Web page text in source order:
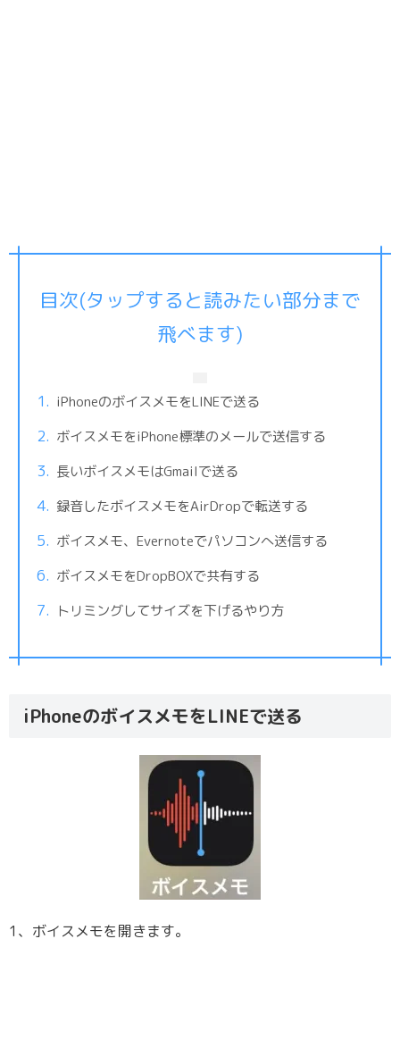
目次(タップすると読みたい部分まで
飛べます)
iPhoneのボイスメモをLINEで送る
ボイスメモをiPhone標準のメールで送信する
長いボイスメモはGmailで送る
録音したボイスメモをAirDropで転送する
ボイスメモ、Evernoteでパソコンへ送信する
ボイスメモをDropBOXで共有する
トリミングしてサイズを下げるやり方
iPhoneのボイスメモをLINEで送る
1、ボイスメモを開きます。